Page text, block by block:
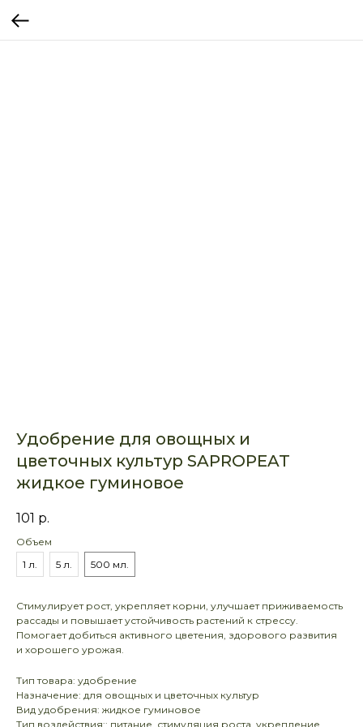
Удобрение для овощных и
цветочных культур SAPROPEAT
жидкое гуминовое
101 р.
Объем
1 л.
5 л. 500 мл.
Стимулирует рост, укрепляет корни, улучшает приживаемость
рассады и повышает устойчивость растений к стрессу.
Помогает добиться активного цветения, здорового развития
и хорошего урожая.
Тип товара: удобрение
Назначение: для овощных и цветочных культур
Вид удобрения: жидкое гуминовое
Тип воздействия:: питание, стимуляция роста, укрепление